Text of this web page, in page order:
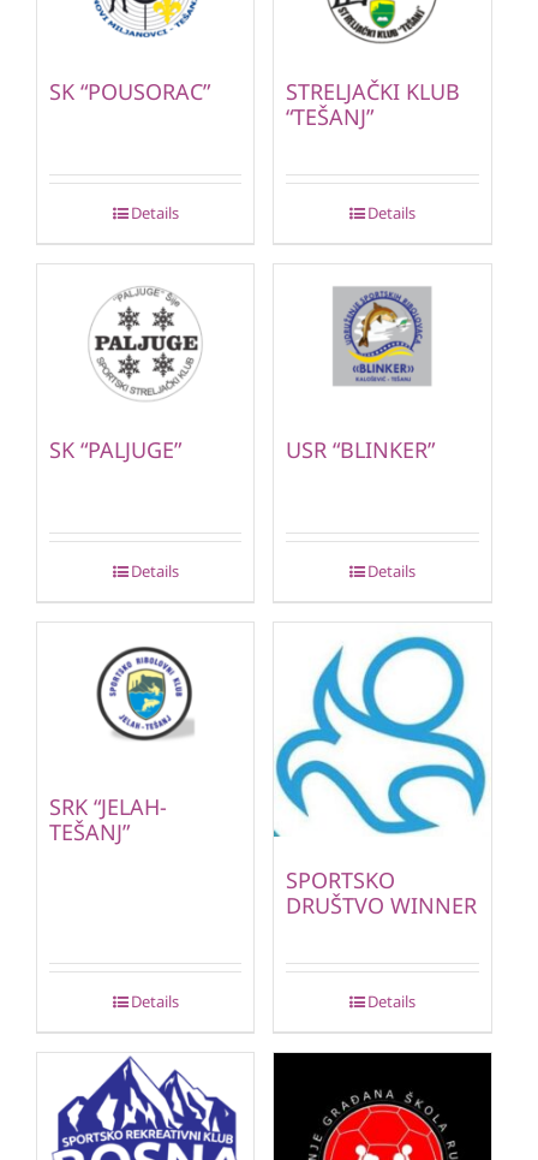
SK “POUSORAC”
Details
STRELJAČKI KLUB
“TEŠANJ”
Details
SK “PALJUGE”
Details
USR “BLINKER”
Details
SRK “JELAH-
TEŠANJ”
Details
SPORTSKO
DRUŠTVO WINNER
Details